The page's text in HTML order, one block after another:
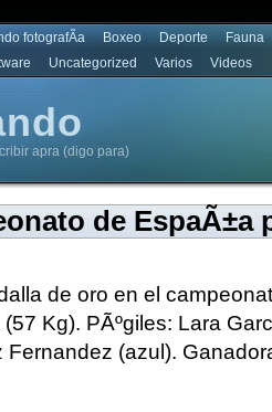
fotografÃ­a Boxeo Deporte
Fauna
Uncategorized Varios Videos
apra (digo para)
de EspaÃ±a
de oro en el
Kg). PÃºgiles: Lara
(azul).